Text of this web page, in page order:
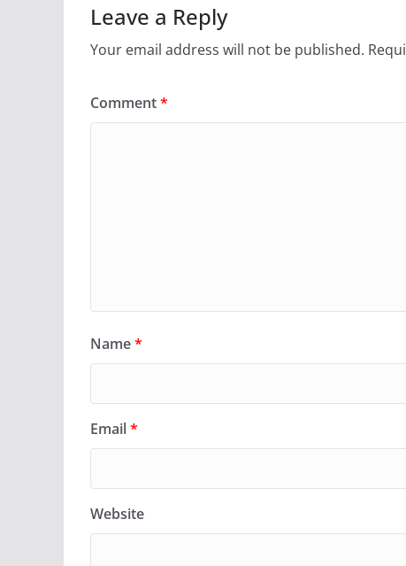
Leave a Reply
Your email address will not be published.
Comment*
Name*
Email*
Website